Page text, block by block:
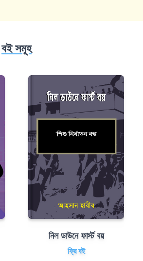
বই সমূহ
নিল ডাউনে ফার্স্ট বয়
ফ্রি বই